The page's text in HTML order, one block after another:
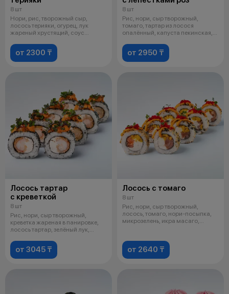
8 шт
Нори, рис, творожный сыр,
лосось терияки, огурец, лук
жареный хрустящий, соус
от 2300 ₸
8 шт
Рис, нори, сыр творожный,
томаго, тартар из лосося
опалённый, капуста пекинская,
от 2950 ₸
Лосось тартар
с креветкой
8 шт
Рис, нори, сыр творожный,
креветка жареная в панировке,
лосось тартар, зелёный лук,
от 3045 ₸
Лосось с томаго
8 шт
Рис, нори, сыр творожный,
лосось, томаго, нори-посыпка,
микрозелень, икра масаго,
от 2640 ₸